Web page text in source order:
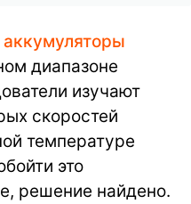
аккумуляторы
диапазоне
изучают
скоростей
температуре
это
решение найдено.